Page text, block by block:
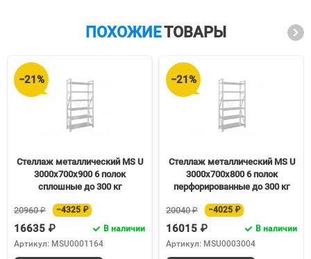
ПОХОЖИЕТОВАРЫ
−21%
Стеллаж металлический MS U
3000х700х900 6 полок
сплошные до 300 кг
20960 ₽ −4325 ₽
16635 ₽
В наличии
Артикул: MSU0001164
−21%
Стеллаж металлический MS U
3000х700х800 6 полок
перфорированные до 300 кг
20040 ₽ −4025 ₽
16015 ₽
В наличии
Артикул: MSU0003004